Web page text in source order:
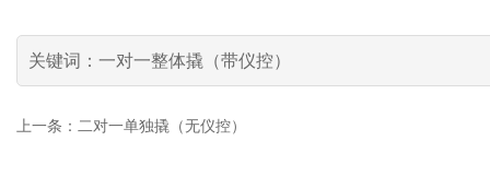
关键词：一对一整体撬（带仪控）
上一条：二对一单独撬（无仪控）